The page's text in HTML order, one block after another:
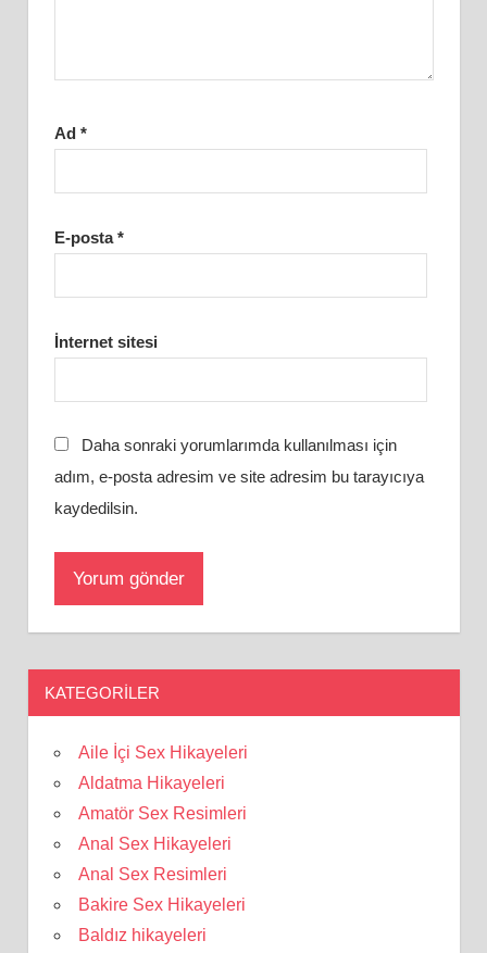
Ad *
E-posta*
İnternet sitesi
Daha sonraki yorumlarımda kullanılması için
adım, e-posta adresim ve site adresim bu tarayıcıya
kaydedilsin.
KATEGORILER
Aile İçi Sex Hikayeleri
Aldatma Hikayeleri
Amatör Sex Resimleri
Anal Sex Hikayeleri
Anal Sex Resimleri
Bakire Sex Hikayeleri
Baldız hikayeleri